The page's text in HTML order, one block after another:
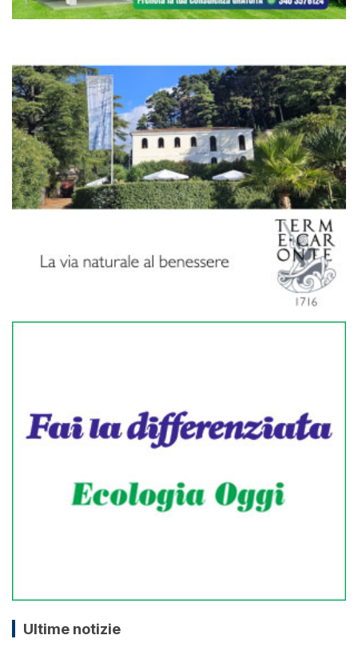
Ultime notizie